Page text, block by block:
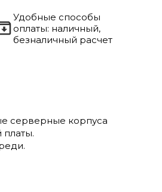
Удобные способы
оплаты: наличный,
безналичный расчет
серверные корпуса